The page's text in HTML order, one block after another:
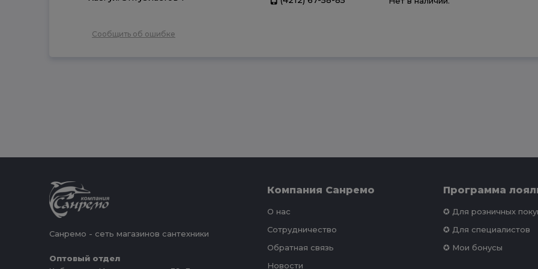
Сообщить об ошибке
Санремо - сеть магазинов сантехники
Оптовый отдел
Компания Санремо
О нас
Сотрудничество
Обратная связь
Новости
Программа
✪ Для розничных
✪ Для специалистов
✪ Мои бонусы